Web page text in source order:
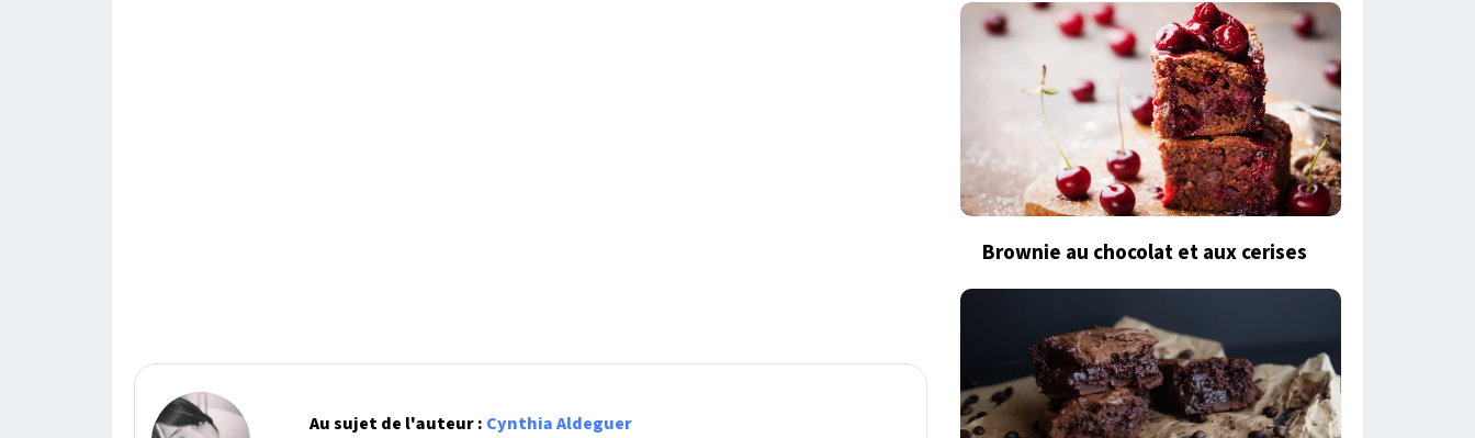
Au sujet de l'auteur : Cynthia Aldeguer
Brownie au chocolat et aux cerises